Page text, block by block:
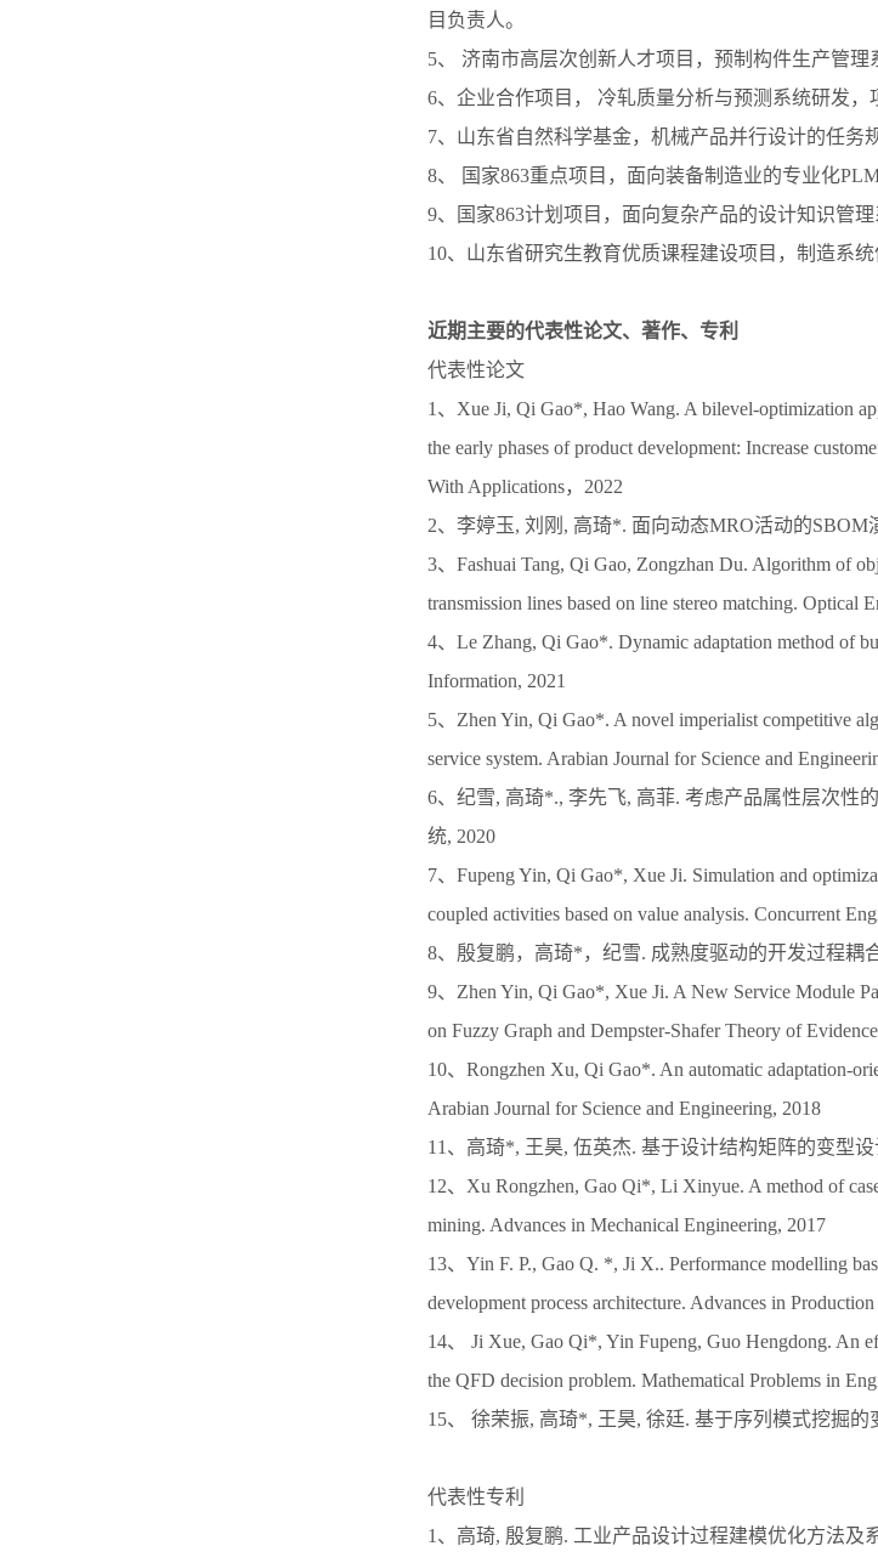
目负责人。
5、 济南市高层次创新人才项目，预制构件生产管理
6、企业合作项目， 冷轧质量分析与预测系统研发，
7、山东省自然科学基金，机械产品并行设计的任务
8、 国家863重点项目，面向装备制造业的专业化
9、国家863计划项目，面向复杂产品的设计知识管
10、山东省研究生教育优质课程建设项目，制造系
近期主要的代表性论文、著作、专利
代表性论文
1、Xue Ji, Qi Gao*, Hao Wang. A bilevel-optimization
the early phases of product development: Increase
With Applications，2022
2、李婷玉, 刘刚, 高琦*. 面向动态MRO活动的SBOM
3、Fashuai Tang, Qi Gao, Zongzhan Du. Algorithm of
transmission lines based on line stereo matching. Optical
4、Le Zhang, Qi Gao*. Dynamic adaptation method of
Information, 2021
5、Zhen Yin, Qi Gao*. A novel imperialist competitive
service system. Arabian Journal for Science and
6、纪雪, 高琦*., 李先飞, 高菲. 考虑产品属性层次性
统, 2020
7、Fupeng Yin, Qi Gao*, Xue Ji. Simulation and
coupled activities based on value analysis. Concurrent
8、殷复鹏，高琦*，纪雪. 成熟度驱动的开发过程耦
9、Zhen Yin, Qi Gao*, Xue Ji. A New Service Module
on Fuzzy Graph and Dempster-Shafer Theory of
10、Rongzhen Xu, Qi Gao*. An automatic adaptation-
Arabian Journal for Science and Engineering, 2018
11、高琦*, 王昊, 伍英杰. 基于设计结构矩阵的变型
12、Xu Rongzhen, Gao Qi*, Li Xinyue. A method of
mining. Advances in Mechanical Engineering, 2017
13、Yin F. P., Gao Q. *, Ji X.. Performance modelling
development process architecture. Advances in
14、 Ji Xue, Gao Qi*, Yin Fupeng, Guo Hengdong. An
the QFD decision problem. Mathematical Problems in
15、 徐荣振, 高琦*, 王昊, 徐廷. 基于序列模式挖掘
代表性专利
1、高琦, 殷复鹏. 工业产品设计过程建模优化方法及